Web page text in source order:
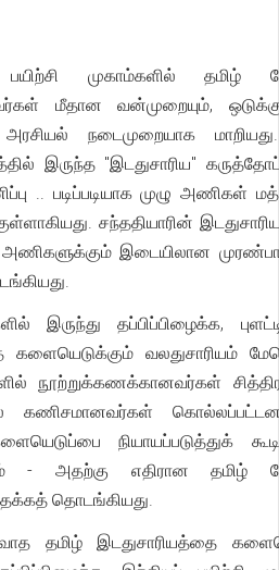
முகாம்களில் தமிழ்
மீதான வன்முறையும்,
அரசியல் நடைமுறையாக
இருந்த "இடதுசாரிய"
.. படிப்படியாக முழு அணிகள்
சந்ததியாரின்
அணிகளுக்கும் இடையிலான
இருந்து தப்பிப்பிழைக்க,
களையெடுக்கும் வலதுசாரியம்
நூற்றுக்கணக்கானவர்கள்
கணிசமானவர்கள்
நியாயப்படுத்துக்
- அதற்கு எதிரான தமிழ்
தொடங்கியது.
தமிழ் இடதுசாரியத்தை